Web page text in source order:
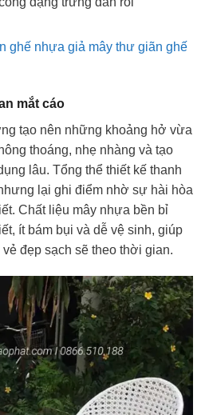
ghế nhựa giả mây thư giãn ghế
mắt cáo
tạo nên những khoảng hở vừa
thoáng, nhẹ nhàng và tạo
lâu. Tổng thể thiết kế thanh
lại ghi điểm nhờ sự hài hòa
Chất liệu mây nhựa bền bỉ
ít bám bụi và dễ vệ sinh, giúp
đẹp sạch sẽ theo thời gian.